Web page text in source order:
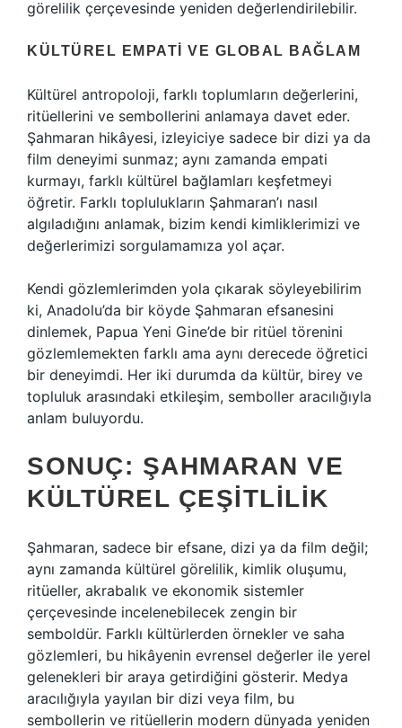
görelilik çerçevesinde yeniden değerlendirilebilir.
KÜLTÜREL EMPATI VE GLOBAL BAĞLAM
Kültürel antropoloji, farklı toplumların değerlerini,
ritüellerini ve sembollerini anlamaya davet eder.
Şahmaran hikâyesi, izleyiciye sadece bir dizi ya da
film deneyimi sunmaz; aynı zamanda empati
kurmayı, farklı kültürel bağlamları keşfetmeyi
öğretir. Farklı toplulukların Şahmaran’ı nasıl
algıladığını anlamak, bizim kendi kimliklerimizi ve
değerlerimizi sorgulamamıza yol açar.
Kendi gözlemlerimden yola çıkarak söyleyebilirim
ki, Anadolu’da bir köyde Şahmaran efsanesini
dinlemek, Papua Yeni Gine’de bir ritüel törenini
gözlemlemekten farklı ama aynı derecede öğretici
bir deneyimdi. Her iki durumda da kültür, birey ve
topluluk arasındaki etkileşim, semboller aracılığıyla
anlam buluyordu.
SONUÇ: ŞAHMARAN VE
KÜLTÜREL ÇEŞITLILIK
Şahmaran, sadece bir efsane, dizi ya da film değil;
aynı zamanda kültürel görelilik, kimlik oluşumu,
ritüeller, akrabalık ve ekonomik sistemler
çerçevesinde incelenebilecek zengin bir
semboldür. Farklı kültürlerden örnekler ve saha
gözlemleri, bu hikâyenin evrensel değerler ile yerel
gelenekleri bir araya getirdiğini gösterir. Medya
aracılığıyla yayılan bir dizi veya film, bu
sembollerin ve ritüellerin modern dünyada yeniden